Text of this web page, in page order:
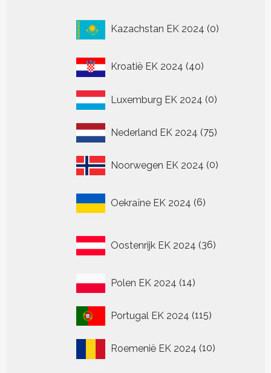
Kazachstan EK 2024 0
producten
Kroatië EK 2024 4040
Luxemburg EK 2024 00
Nederland EK 2024 7575
Noorwegen EK 2024 00
Oekraïne EK 2024 6
producten
Oostenrijk EK 2024 36
producten
Polen EK 2024 1414
Portugal EK 2024 115115
Roemenië EK 2024 1010